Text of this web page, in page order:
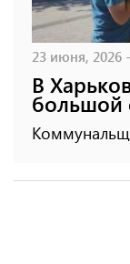
23 июня, 2026
В
большой